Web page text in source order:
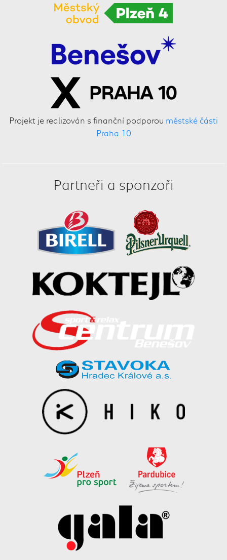
Projekt je realizován s finanční podporou městské části
Praha 10
Partneři a sponzoři